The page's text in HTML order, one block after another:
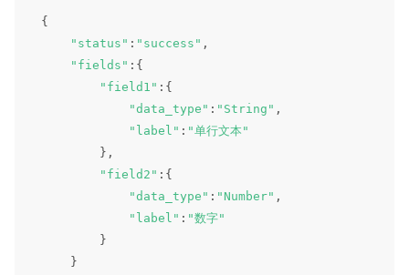
{
"status" : "success" ,
"fields" : {
"field1" : {
"data_type" : "String" ,
"label" : "单行文本"
} ,
"field2" : {
"data_type" : "Number" ,
"label" : "数字"
}
}